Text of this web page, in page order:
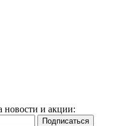
новости и акции: